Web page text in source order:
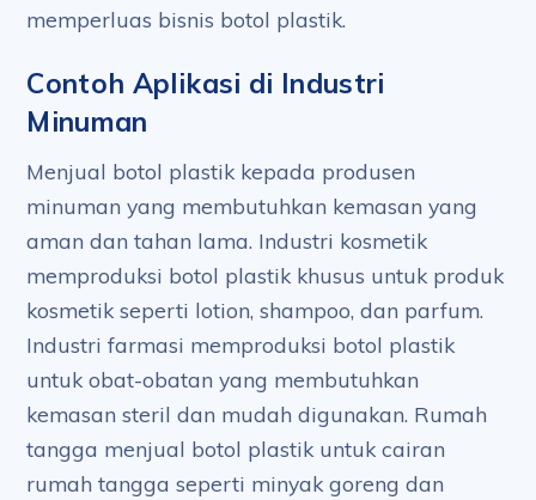
memperluas bisnis botol plastik.
Contoh Aplikasi di Industri
Minuman
Menjual botol plastik kepada produsen
minuman yang membutuhkan kemasan yang
aman dan tahan lama. Industri kosmetik
memproduksi botol plastik khusus untuk produk
kosmetik seperti lotion, shampoo, dan parfum.
Industri farmasi memproduksi botol plastik
untuk obat-obatan yang membutuhkan
kemasan steril dan mudah digunakan. Rumah
tangga menjual botol plastik untuk cairan
rumah tangga seperti minyak goreng dan